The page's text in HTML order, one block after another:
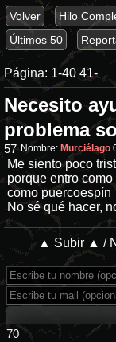
Volver Hilo
Últimos 50
Página: 1-40 41-
Necesito
problema
57 Nombre: Murciélago
Me siento poco
porque entro
como puercoespín
No sé qué hacer,
▲ Subir ▲ /
70